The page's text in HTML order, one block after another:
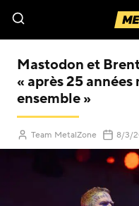
Mastodon et
« après 25
ensemble »
Team MetalZone 8/3/